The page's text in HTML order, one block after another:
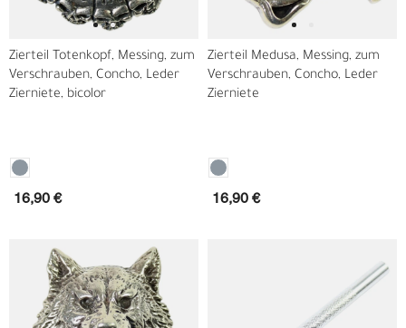
Zierteil Totenkopf, Messing, zum
Verschrauben, Concho, Leder
Zierniete, bicolor
16,90 €
Zierteil Medusa, Messing, zum
Verschrauben, Concho, Leder
Zierniete
16,90 €